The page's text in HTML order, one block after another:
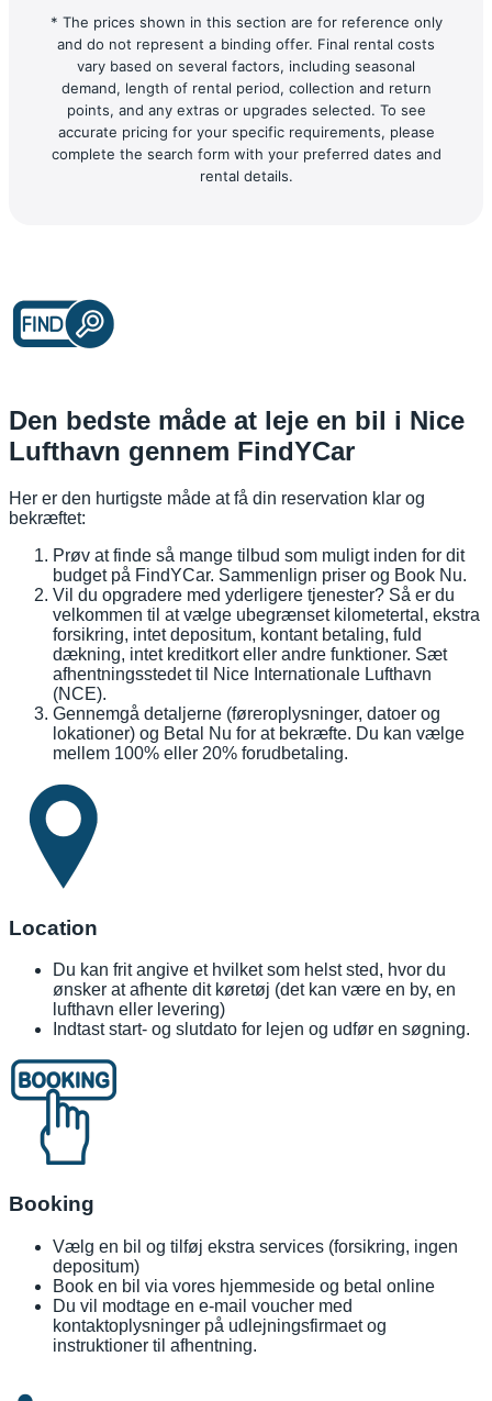
* The prices shown in this section are for reference only
and do not represent a binding offer. Final rental costs
vary based on several factors, including seasonal
demand, length of rental period, collection and return
points, and any extras or upgrades selected. To see
accurate pricing for your specific requirements, please
complete the search form with your preferred dates and
rental details.
Den bedste måde at leje en bil i Nice
Lufthavn gennem FindYCar
Her er den hurtigste måde at få din reservation klar og
bekræftet:
Prøv at finde så mange tilbud som muligt inden for dit
budget på FindYCar. Sammenlign priser og Book Nu.
Vil du opgradere med yderligere tjenester? Så er du
velkommen til at vælge ubegrænset kilometertal, ekstra
forsikring, intet depositum, kontant betaling, fuld
dækning, intet kreditkort eller andre funktioner. Sæt
afhentningsstedet til Nice Internationale Lufthavn
(NCE).
Gennemgå detaljerne (føreroplysninger, datoer og
lokationer) og Betal Nu for at bekræfte. Du kan vælge
mellem 100% eller 20% forudbetaling.
Location
Du kan frit angive et hvilket som helst sted, hvor du
ønsker at afhente dit køretøj (det kan være en by, en
lufthavn eller levering)
Indtast start- og slutdato for lejen og udfør en søgning.
Booking
Vælg en bil og tilføj ekstra services (forsikring, ingen
depositum)
Book en bil via vores hjemmeside og betal online
Du vil modtage en e-mail voucher med
kontaktoplysninger på udlejningsfirmaet og
instruktioner til afhentning.